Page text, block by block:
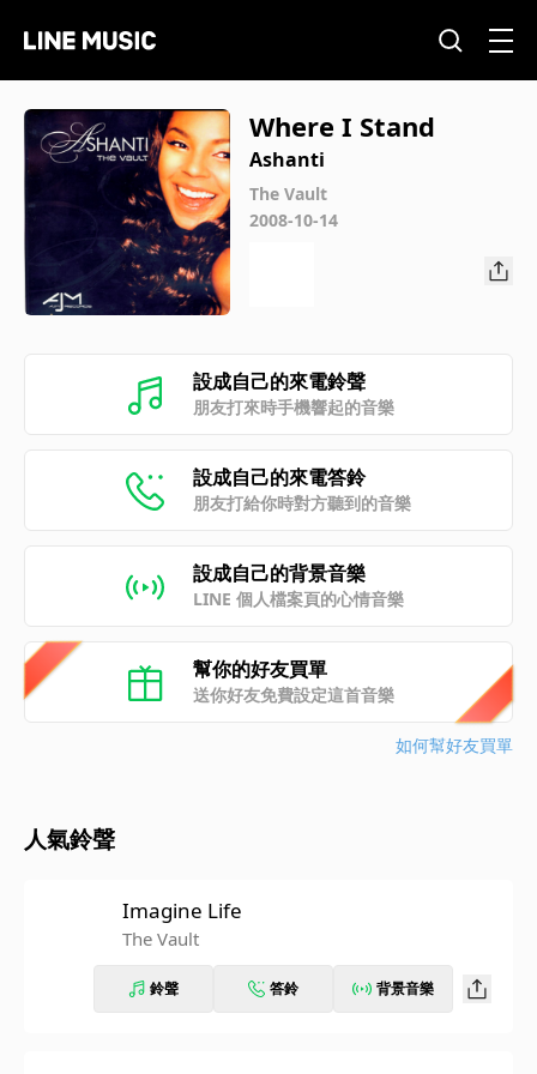
Where I Stand
Ashanti
The Vault
2008-10-14
設成自己的來電鈴聲
朋友打來時手機響起的音樂
設成自己的來電答鈴
朋友打給你時對方聽到的音樂
設成自己的背景音樂
LINE 個人檔案頁的心情音樂
幫你的好友買單
送你好友免費設定這首音樂
如何幫好友買單
人氣鈴聲
Imagine Life
The Vault
鈴聲 答鈴 背景音樂